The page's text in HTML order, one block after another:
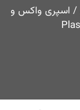
/ اسپری واکس و